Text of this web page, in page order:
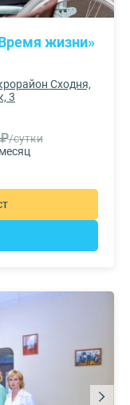
жизни»
Сходня,
3
/сутки